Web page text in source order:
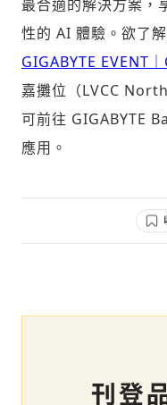
最合適的解決方案，
性的 AI 體驗。欲了
GIGABYTE EVENT
嘉攤位（LVCC
可前往 GIGABYTE
應用。